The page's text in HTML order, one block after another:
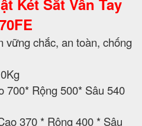
Két Sắt Vân Tay
vững chắc, an toàn, chống
700* Rộng 500* Sâu 540
370 * Rộng 400 * Sâu